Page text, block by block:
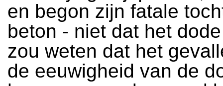
en begon zijn fatale
beton - niet dat het
zou weten dat het
de eeuwigheid van de